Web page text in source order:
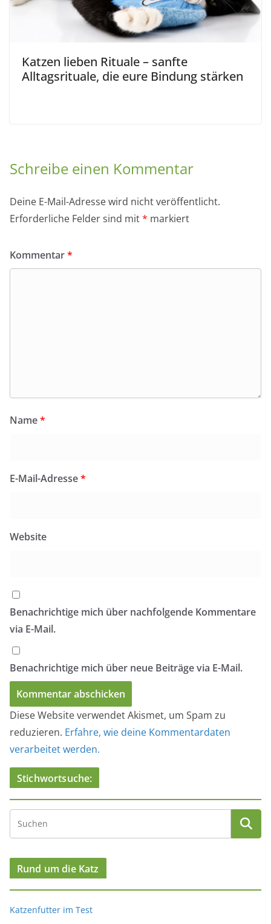
Katzen lieben Rituale – sanfte
Alltagsrituale, die eure Bindung stärken
Schreibe einen Kommentar
Deine E-Mail-Adresse wird nicht veröffentlicht.
Erforderliche Felder sind mit* markiert
Kommentar*
Name*
E-Mail-Adresse*
Website
Benachrichtige mich über nachfolgende Kommentare
via E-Mail.
Benachrichtige mich über neue Beiträge via E-Mail.
Diese Website verwendet Akismet, um Spam zu
reduzieren. Erfahre, wie deine Kommentardaten
verarbeitet werden.
Stichwortsuche:
Rund um die Katz
Katzenfutter im Test